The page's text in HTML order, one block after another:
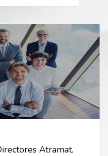
Atramat.